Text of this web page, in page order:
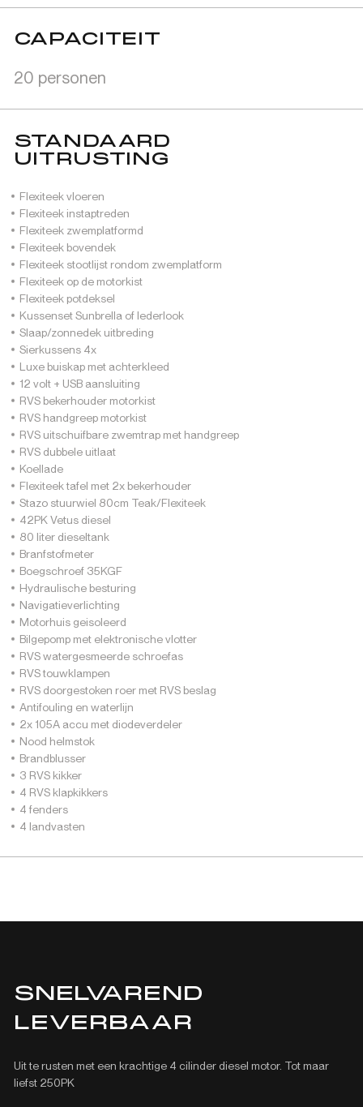
CAPACITEIT
20 personen
STANDAARD
UITRUSTING
Flexiteek vloeren
Flexiteek instaptreden
Flexiteek zwemplatformd
Flexiteek bovendek
Flexiteek stootlijst rondom zwemplatform
Flexiteek op de motorkist
Flexiteek potdeksel
Kussenset Sunbrella of lederlook
Slaap/zonnedek uitbreding
Sierkussens 4x
Luxe buiskap met achterkleed
12 volt + USB aansluiting
RVS bekerhouder motorkist
RVS handgreep motorkist
RVS uitschuifbare zwemtrap met handgreep
RVS dubbele uitlaat
Koellade
Flexiteek tafel met 2x bekerhouder
Stazo stuurwiel 80cm Teak/Flexiteek
42PK Vetus diesel
80 liter dieseltank
Branfstofmeter
Boegschroef 35KGF
Hydraulische besturing
Navigatieverlichting
Motorhuis geisoleerd
Bilgepomp met elektronische vlotter
RVS watergesmeerde schroefas
RVS touwklampen
RVS doorgestoken roer met RVS beslag
Antifouling en waterlijn
2x 105A accu met diodeverdeler
Nood helmstok
Brandblusser
3 RVS kikker
4 RVS klapkikkers
4 fenders
4 landvasten
SNELVAREND
LEVERBAAR
Uit te rusten met een krachtige 4 cilinder diesel motor. Tot maar
liefst 250PK